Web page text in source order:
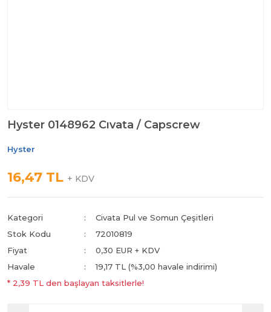
Hyster 0148962 Cıvata / Capscrew
Hyster
16,47 TL + KDV
Kategori
Civata Pul ve Somun Çeşitleri
Stok Kodu
72010819
Fiyat
0,30 EUR + KDV
Havale
19,17 TL (%3,00 havale indirimi)
* 2,39 TL den başlayan taksitlerle!